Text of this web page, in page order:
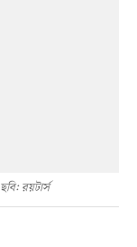
ছবি: রয়টার্স